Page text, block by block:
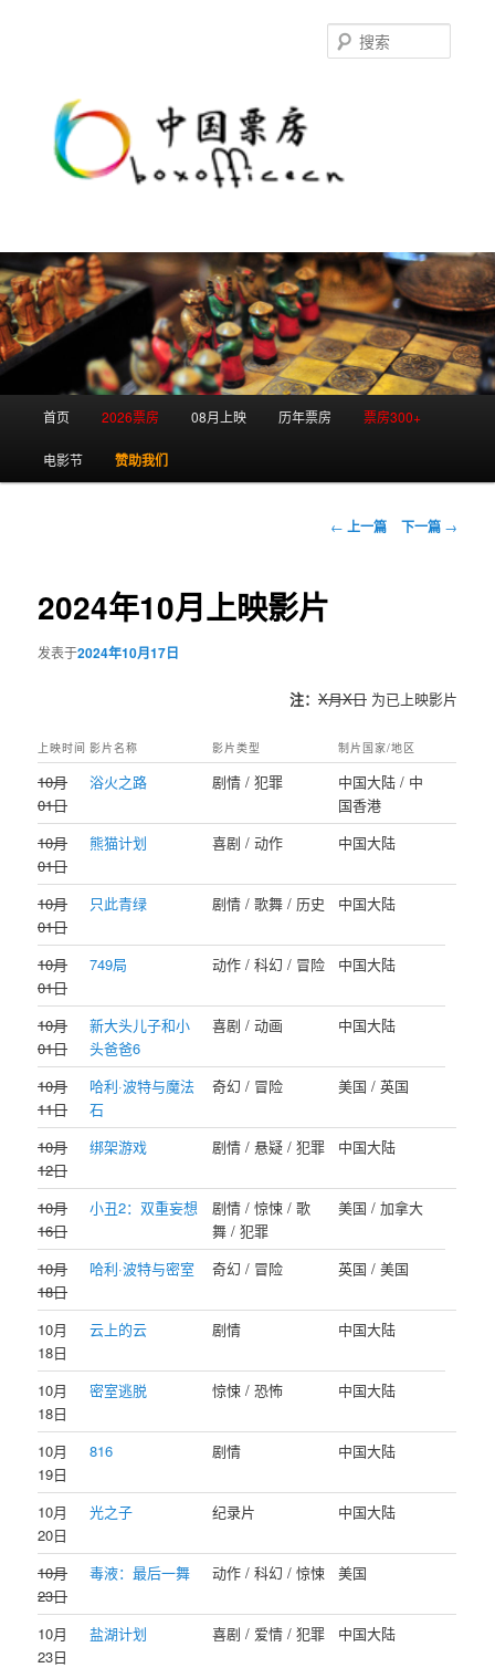
首页 2026票房 08月上映 历年票房 票房300+
电影节 赞助我们
文
← 上一篇 下一篇 →
2024年10月上映影片
发表于2024年10月17日
注： X月X日为已上映影片
上映时间 影片名称 影片类型 制片国家/地区
10月
01日
浴火之路 剧情 / 犯罪
中国大陆 / 中
国香港
10月
01日
熊猫计划 喜剧 / 动作 中国大陆
10月
01日
只此青绿 剧情 / 歌舞 / 历史 中国大陆
10月
01日
749局 动作 / 科幻 / 冒险 中国大陆
10月
01日
新大头儿子和小
头爸爸6
喜剧 / 动画 中国大陆
10月
11日
哈利·波特与魔法
石
奇幻 / 冒险 美国 / 英国
10月
12日
绑架游戏 剧情 / 悬疑 / 犯罪 中国大陆
10月
16日
小丑2：双重妄想
剧情 / 惊悚 / 歌
舞 / 犯罪
美国 / 加拿大
10月
18日
哈利·波特与密室 奇幻 / 冒险 英国 / 美国
10月
18日
云上的云 剧情 中国大陆
10月
18日
密室逃脱 惊悚 / 恐怖 中国大陆
10月
19日
816 剧情 中国大陆
10月
20日
光之子 纪录片 中国大陆
10月
23日
毒液：最后一舞 动作 / 科幻 / 惊悚 美国
10月
23日
盐湖计划 喜剧 / 爱情 / 犯罪 中国大陆